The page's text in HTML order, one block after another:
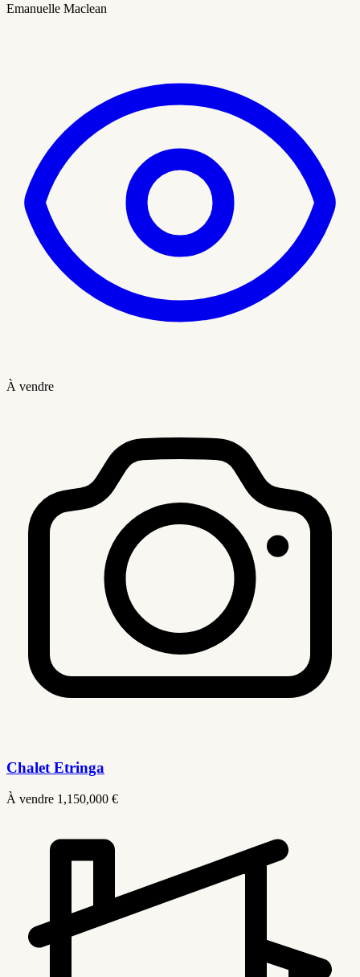
Emanuelle Maclean
À vendre
Chalet Etringa
À vendre 1,150,000 €